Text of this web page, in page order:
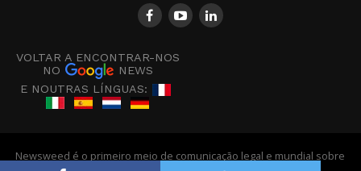
VOLTAR A ENCONTRAR-NOS
NO
NEWS
E NOUTRAS LÍNGUAS:
Newsweed é o primeiro meio de comunicação legal e mundial sobre